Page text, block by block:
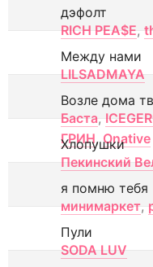
дэфолт
RICH PEA$E,
Между нами
LILSADMAYA
Возле дома
Баста,
ГРИН, Onative
Хлопушки
Пекинский
я помню тебя
минимаркет,
Пули
SODA LUV